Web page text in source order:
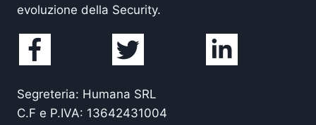
evoluzione della Security.
Segreteria: Humana SRL
C.F e P.IVA: 13642431004